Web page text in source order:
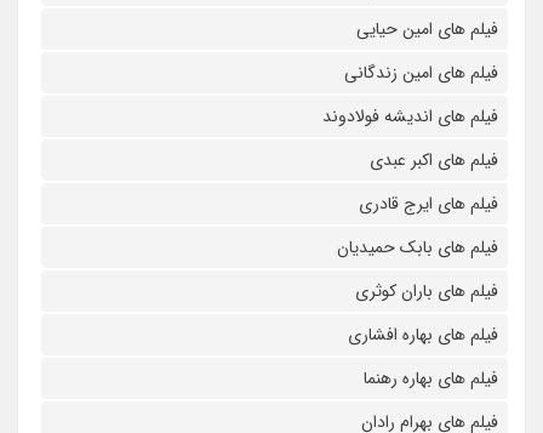
فیلم های امین حیایی
فیلم های امین زندگانی
فیلم های اندیشه فولادوند
فیلم های اکبر عبدی
فیلم های ایرج قادری
فیلم های بابک حمیدیان
فیلم های باران کوثری
فیلم های بهاره افشاری
فیلم های بهاره رهنما
فیلم های بهرام رادان